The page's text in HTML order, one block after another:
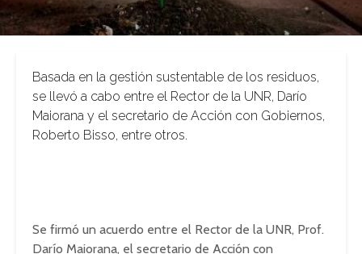
Basada en la gestión sustentable de los residuos,
se llevó a cabo entre el Rector de la UNR, Darío
Maiorana y el secretario de Acción con Gobiernos,
Roberto Bisso, entre otros.
Se firmó un acuerdo entre el Rector de la UNR, Prof.
Darío Maiorana, el secretario de Acción con